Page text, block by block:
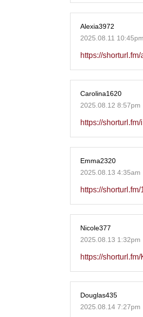
Alexia3972
2025.08.11 10:45pm
https://shorturl.fm/
Carolina1620
2025.08.12 8:57pm
https://shorturl.fm/
Emma2320
2025.08.13 4:35am
https://
Nicole377
2025.08.13 1:32pm
https://
Douglas435
2025.08.14 7:27pm